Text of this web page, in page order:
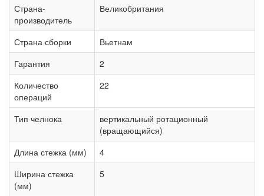
Страна-
производитель
Великобритания
Страна сборки
Вьетнам
Гарантия
2
Количество
операций
22
Тип челнока
вертикальный ротационный
(вращающийся)
Длина стежка (мм)
4
Ширина стежка
(мм)
5